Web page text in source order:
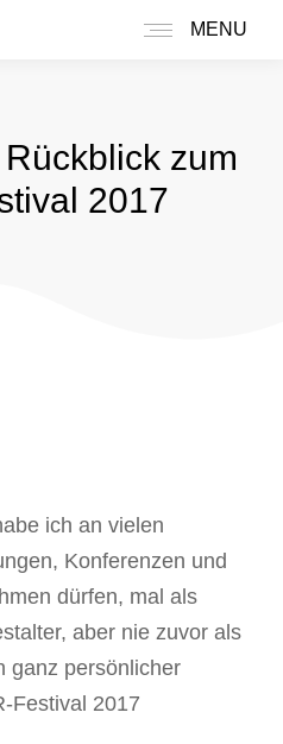
MENU
zum
2017
ich an vielen
Konferenzen und
dürfen, mal als
aber nie zuvor als
ganz persönlicher
Festival 2017